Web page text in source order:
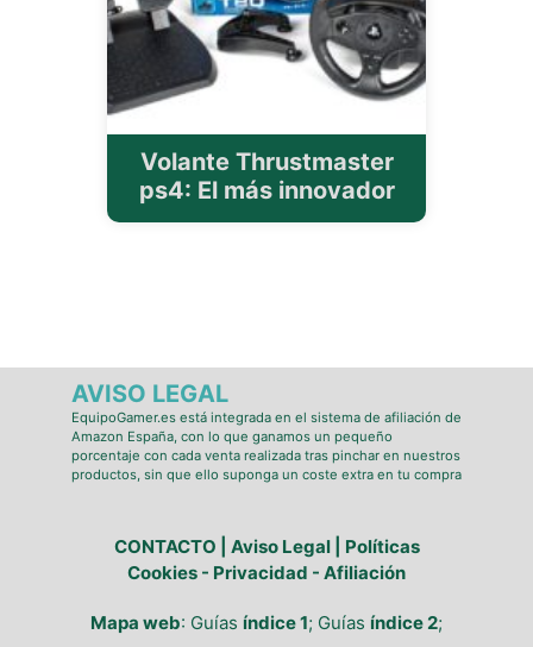
Volante Thrustmaster
ps4: El más innovador
AVISO LEGAL
EquipoGamer.es está integrada en el sistema de afiliación de
Amazon España, con lo que ganamos un pequeño
porcentaje con cada venta realizada tras pinchar en nuestros
productos, sin que ello suponga un coste extra en tu compra
CONTACTO | Aviso Legal | Políticas
Cookies - Privacidad - Afiliación
Mapa web: Guías índice 1; Guías índice 2;